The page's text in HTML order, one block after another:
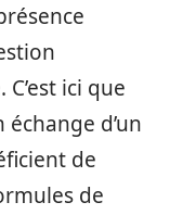
ici que
d’un
de
de